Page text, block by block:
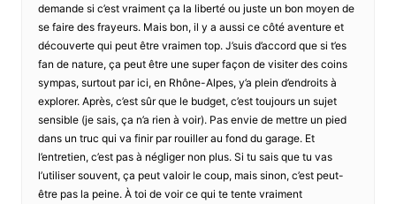
demande si c’est vraiment ça la liberté ou juste un bon moyen de
se faire des frayeurs. Mais bon, il y a aussi ce côté aventure et
découverte qui peut être vraimen top. J’suis d’accord que si t’es
fan de nature, ça peut être une super façon de visiter des coins
sympas, surtout par ici, en Rhône-Alpes, y’a plein d’endroits à
explorer. Après, c’est sûr que le budget, c’est toujours un sujet
sensible (je sais, ça n’a rien à voir). Pas envie de mettre un pied
dans un truc qui va finir par rouiller au fond du garage. Et
l’entretien, c’est pas à négliger non plus. Si tu sais que tu vas
l’utiliser souvent, ça peut valoir le coup, mais sinon, c’est peut-
être pas la peine. À toi de voir ce qui te tente vraiment